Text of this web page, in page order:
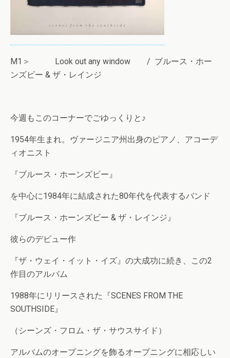
M1＞ Look out any window / ブルース・ホー
ンズビー & ザ・レインジ
今週もこのコーナーでごゆっくりと♪
1954年生まれ。ヴァージニア州出身のピアノ、アコーデ
ィオニスト
『ブルース・ホーンズビー』
を中心に1984年に結成された80年代を代表するバンド
『ブルース・ホーンズビー & ザ・レインジ』
彼らのデビュー作
『ザ・ウェイ・イット・イズ』の大成功に続き、この2
作目のアルバム
1988年にリリースされた『SCENES FROM THE
SOUTHSIDE』
（シーンズ・フロム・ザ・サウスサイド）
アルバムのオープニングを飾るオープニングに相応しい